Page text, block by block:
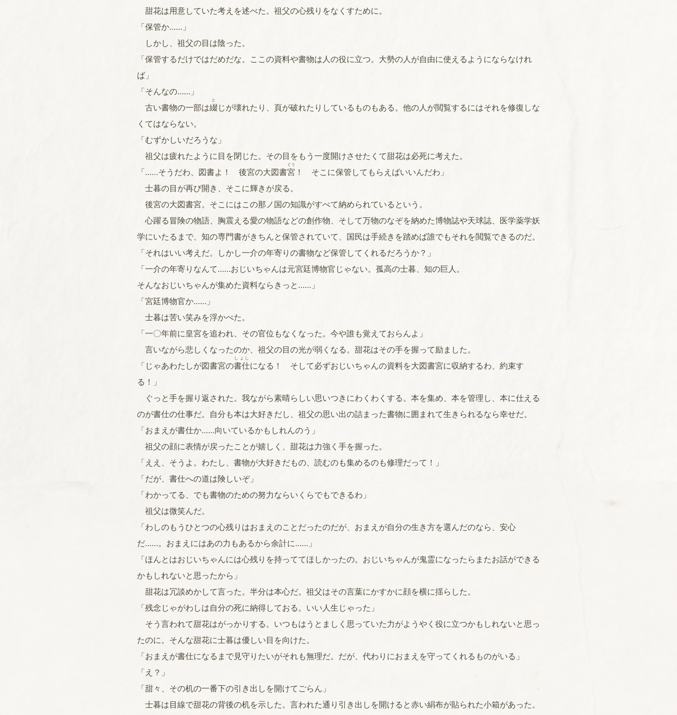
甜花は用意していた考えを述べた。祖父の心残りをなくすために。
「保管か……」
しかし、祖父の目は陰った。
「保管するだけではだめだな。ここの資料や書物は人の役に立つ。大勢の人が自由に使えるようにならなけれ
ば」
「そんなの……」
古い書物の一部は綴
と
じが壊れたり、頁が破れたりしているものもある。他の人が閲覧するにはそれを修復しな
くてはならない。
「むずかしいだろうな」
祖父は疲れたように目を閉じた。その目をもう一度開けさせたくて甜花は必死に考えた。
「……そうだわ、図書よ！ 後宮の大図書宮
ぐう
！ そこに保管してもらえばいいんだわ」
士暮の目が再び開き、そこに輝きが戻る。
後宮の大図書宮。そこにはこの那ノ国の知識がすべて納められているという。
心躍る冒険の物語、胸震える愛の物語などの創作物、そして万物のなぞを納めた博物誌や天球誌、医学薬学妖
学にいたるまで、知の専門書がきちんと保管されていて、国民は手続きを踏めば誰でもそれを閲覧できるのだ。
「それはいい考えだ。しかし一介の年寄りの書物など保管してくれるだろうか？」
「一介の年寄りなんて……おじいちゃんは元宮廷博物官じゃない。孤高の士暮、知の巨人。
そんなおじいちゃんが集めた資料ならきっと……」
「宮廷博物官か……」
士暮は苦い笑みを浮かべた。
「一〇年前に皇宮を追われ、その官位もなくなった。今や誰も覚えておらんよ」
言いながら悲しくなったのか、祖父の目の光が弱くなる。甜花はその手を握って励ました。
「じゃあわたしが図書宮の書仕
しょし
になる！ そして必ずおじいちゃんの資料を大図書宮に収納するわ、約束す
る！」
ぐっと手を握り返された。我ながら素晴らしい思いつきにわくわくする。本を集め、本を管理し、本に仕える
のが書仕の仕事だ。自分も本は大好きだし、祖父の思い出の詰まった書物に囲まれて生きられるなら幸せだ。
「おまえが書仕か……向いているかもしれんのう」
祖父の顔に表情が戻ったことが嬉しく、甜花は力強く手を握った。
「ええ、そうよ。わたし、書物が大好きだもの、読むのも集めるのも修理だって！」
「だが、書仕への道は険しいぞ」
「わかってる、でも書物のための努力ならいくらでもできるわ」
祖父は微笑んだ。
「わしのもうひとつの心残りはおまえのことだったのだが、おまえが自分の生き方を選んだのなら、安心
だ……。おまえにはあの力もあるから余計に……」
「ほんとはおじいちゃんには心残りを持っててほしかったの。おじいちゃんが鬼霊になったらまたお話ができる
かもしれないと思ったから」
甜花は冗談めかして言った。半分は本心だ。祖父はその言葉にかすかに顔を横に揺らした。
「残念じゃがわしは自分の死に納得しておる。いい人生じゃった」
そう言われて甜花はがっかりする。いつもはうとましく思っていた力がようやく役に立つかもしれないと思っ
たのに。そんな甜花に士暮は優しい目を向けた。
「おまえが書仕になるまで見守りたいがそれも無理だ。だが、代わりにおまえを守ってくれるものがいる」
「え？」
「甜々、その机の一番下の引き出しを開けてごらん」
士暮は目線で甜花の背後の机を示した。言われた通り引き出しを開けると赤い絹布が貼られた小箱があった。